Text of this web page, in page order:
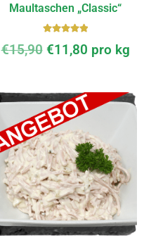
Maultaschen „Classic“
t mit
€15,90 €11,80 pro kg